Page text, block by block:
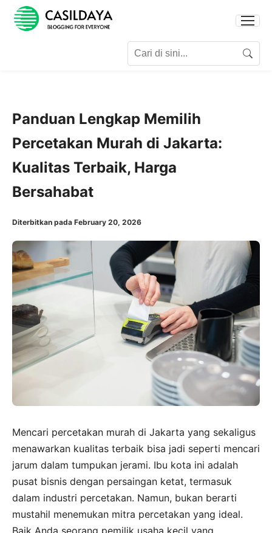
Search
Panduan Lengkap Memilih
Percetakan Murah di Jakarta:
Kualitas Terbaik, Harga
Bersahabat
Diterbitkan pada February 20, 2026
Mencari percetakan murah di Jakarta yang sekaligus
menawarkan kualitas terbaik bisa jadi seperti mencari
jarum dalam tumpukan jerami. Ibu kota ini adalah
pusat bisnis dengan persaingan ketat, termasuk
dalam industri percetakan. Namun, bukan berarti
mustahil menemukan mitra percetakan yang ideal.